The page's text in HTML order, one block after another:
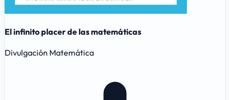
El infinito placer de las matemáticas
Divulgación Matemática